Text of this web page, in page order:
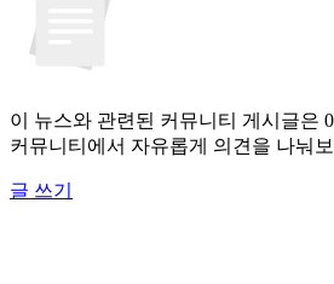
이 뉴스와 관련된 커뮤니티 게시글은
커뮤니티에서 자유롭게 의견을 나눠
글 쓰기